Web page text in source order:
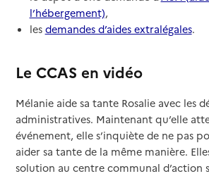
l’hébergement),
les demandes d’aides extralégales.
Le CCAS en vidéo
Mélanie aide sa tante Rosalie avec les
administratives. Maintenant qu’elle
événement, elle s’inquiète de ne pas
aider sa tante de la même manière.
solution au centre communal d’action